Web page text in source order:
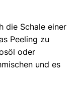
die Schale einer
Peeling zu
oder
und es